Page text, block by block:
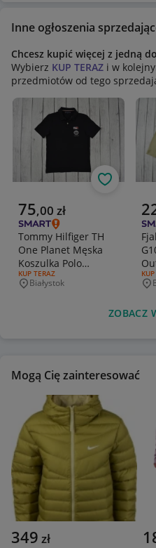
Inne ogłoszenia
Chcesz kupić więcej z jedną
Wybierz KUP TERAZ i w
przedmiotów od tego
Aktualna cena
75,00 zł
Tommy Hilfiger TH
One Planet Męska
Koszulka Polo
Rozmiar M
RODZAJ OFERTY:
KUP TERAZ
Miejscowość
Białystok
Obserwuj
XL
ZOBACZ
Mogą Cię zainteresować
349 zł